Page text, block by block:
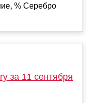
% Серебро
за 11 сентября